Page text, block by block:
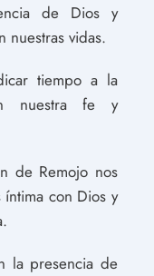
de Dios y
nuestras vidas.
tiempo a la
nuestra fe y
de Remojo nos
íntima con Dios y
la presencia de